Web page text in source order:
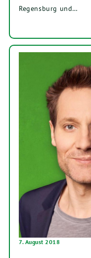
Regens­burg und…
7. August 2018